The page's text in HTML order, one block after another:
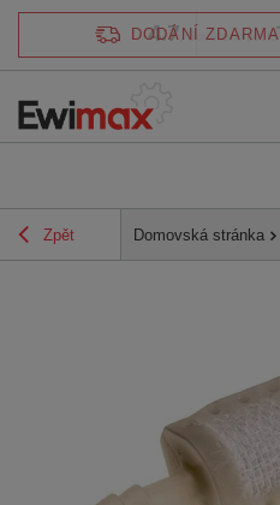
DODÁNÍ ZDARMA
Zpět Domovská stránka
4.7 /5 ověřeno podle